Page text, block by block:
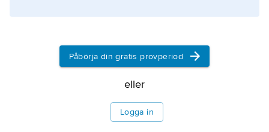
Påbörja din gratis provperiod
eller
Logga in